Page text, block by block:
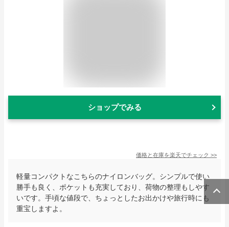
ショップでみる
価格と在庫を楽天でチェック >>
軽量コンパクトなこちらのナイロンバッグ。シンプルで使い
勝手も良く、ポケットも充実しており、荷物の整理もしやす
いです。手頃な値段で、ちょっとしたお出かけや旅行時にも
重宝しますよ。